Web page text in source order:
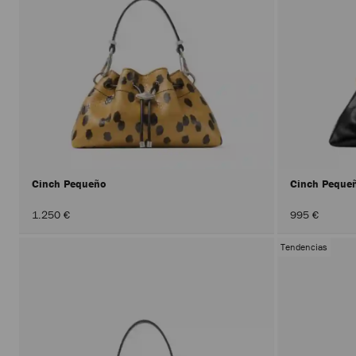
Cinch Pequeño
1.250 €
Cinch
995 €
Tendencias